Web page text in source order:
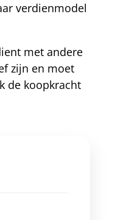
verdienmodel
met andere
zijn en moet
de koopkracht